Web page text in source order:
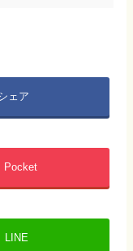
ェア
Pocket
LINE